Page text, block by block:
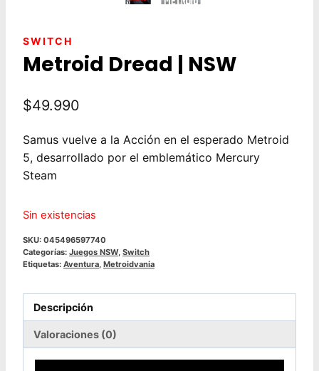
SWITCH
Metroid Dread | NSW
$49.990
Samus vuelve a la Acción en el esperado Metroid
5, desarrollado por el emblemático Mercury
Steam
Sin existencias
SKU: 045496597740
Categorías: Juegos NSW, Switch
Etiquetas: Aventura Metroidvania
Descripción
Valoraciones (0)